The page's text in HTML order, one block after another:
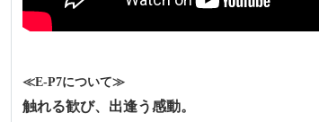
≪E-P7について≫
触れる歓び、出逢う感動。